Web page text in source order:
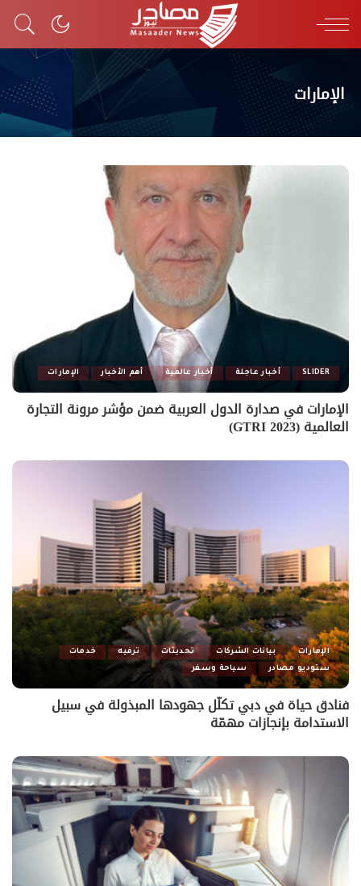
الإمارات
SLIDER أخبار عاجلة أخبار عالمية أهم الأخبار الإمارات
الإمارات في صدارة الدول العربية ضمن مؤشر مرونة التجارة
العالمية (GTRI 2023)
الإمارات بيانات الشركات تحديثات ترفيه
خدمات
ستوديو مصادر
سياحة وسفر
فنادق حياة في دبي تكلّل جهودها المبذولة في سبيل
الاستدامة بإنجازات مهمّة